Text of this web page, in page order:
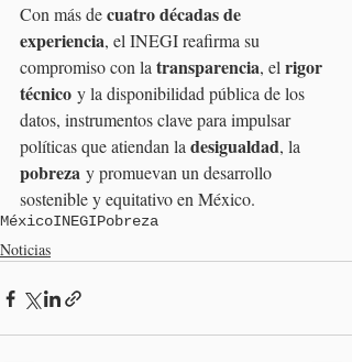
Con más de cuatro décadas de
experiencia, el INEGI reafirma su
compromiso con la transparencia, el rigor
técnico y la disponibilidad pública de los
datos, instrumentos clave para impulsar
políticas que atiendan la desigualdad, la
pobreza y promuevan un desarrollo
sostenible y equitativo en México.
MéxicoINEGIPobreza
Noticias